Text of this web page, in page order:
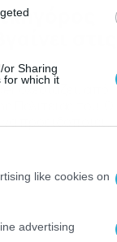
or Sharing
for which it
like cookies on
advertising
στις
σχεδιάζει, από
Πολιτείας του. Ο
να προειδοποιεί
«κοινωνική
Θεριστής», […]